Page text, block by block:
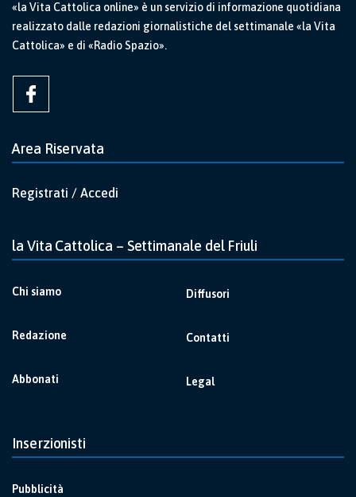
«la Vita Cattolica online» è un servizio di informazione quotidiana
realizzato dalle redazioni giornalistiche del settimanale «la Vita
Cattolica» e di «Radio Spazio».
Area Riservata
Registrati / Accedi
la Vita Cattolica – Settimanale del Friuli
Chi siamo
Redazione
Abbonati
Diffusori
Contatti
Legal
Inserzionisti
Pubblicità